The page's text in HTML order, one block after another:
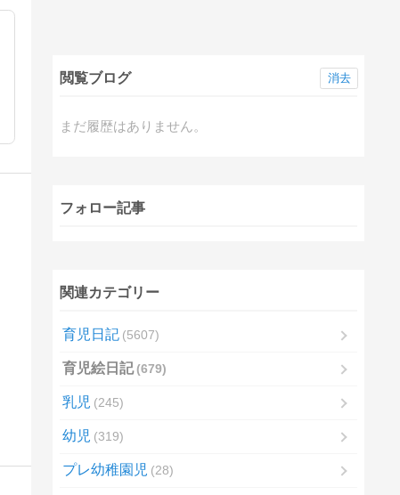
閲覧ブログ
まだ履歴はありません。
消去
フォロー記事
関連カテゴリー
育児日記 5607
育児絵日記 679
乳児 245
幼児 319
プレ幼稚園児 28